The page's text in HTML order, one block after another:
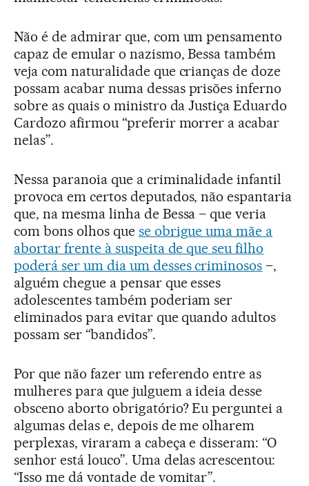
Não é de admirar que, com um pensamento
capaz de emular o nazismo, Bessa também
veja com naturalidade que crianças de doze
possam acabar numa dessas prisões inferno
sobre as quais o ministro da Justiça Eduardo
Cardozo afirmou “preferir morrer a acabar
nelas”.
Nessa paranoia que a criminalidade infantil
provoca em certos deputados, não espantaria
que, na mesma linha de Bessa – que veria
com bons olhos que se obrigue uma mãe a
abortar frente à suspeita de que seu filho
poderá ser um dia um desses criminosos –,
alguém chegue a pensar que esses
adolescentes também poderiam ser
eliminados para evitar que quando adultos
possam ser “bandidos”.
Por que não fazer um referendo entre as
mulheres para que julguem a ideia desse
obsceno aborto obrigatório? Eu perguntei a
algumas delas e, depois de me olharem
perplexas, viraram a cabeça e disseram: “O
senhor está louco”. Uma delas acrescentou:
“Isso me dá vontade de vomitar”.